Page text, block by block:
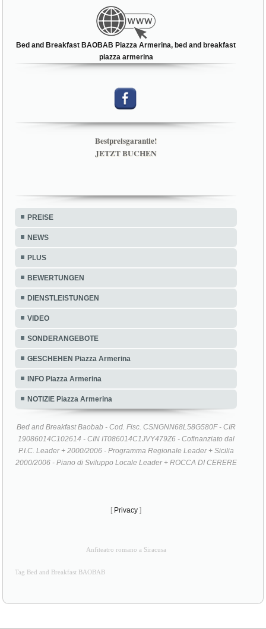
Bed and Breakfast BAOBAB Piazza Armerina, bed and breakfast
piazza armerina
Bestpreisgarantie!
JETZT BUCHEN
PREISE
NEWS
PLUS
BEWERTUNGEN
DIENSTLEISTUNGEN
VIDEO
SONDERANGEBOTE
GESCHEHEN Piazza Armerina
INFO Piazza Armerina
NOTIZIE Piazza Armerina
Bed and Breakfast Baobab - Cod. Fisc. CSNGNN68L58G580F - CIR
19086014C102614 - CIN IT086014C1JVY479Z6 - Cofinanziato dal
P.I.C. Leader + 2000/2006 - Programma Regionale Leader + Sicilia
2000/2006 - Piano di Sviluppo Locale Leader + ROCCA DI CERERE
[ Privacy ]
Anfiteatro romano a Siracusa
Tag Bed and Breakfast BAOBAB